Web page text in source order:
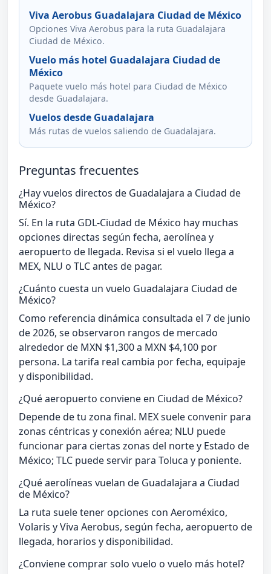
Viva Aerobus Guadalajara Ciudad de México
Opciones Viva Aerobus para la ruta Guadalajara
Ciudad de México.
Vuelo más hotel Guadalajara Ciudad de
México
Paquete vuelo más hotel para Ciudad de México
desde Guadalajara.
Vuelos desde Guadalajara
Más rutas de vuelos saliendo de Guadalajara.
Preguntas frecuentes
¿Hay vuelos directos de Guadalajara a Ciudad de
México?
Sí. En la ruta GDL-Ciudad de México hay muchas
opciones directas según fecha, aerolínea y
aeropuerto de llegada. Revisa si el vuelo llega a
MEX, NLU o TLC antes de pagar.
¿Cuánto cuesta un vuelo Guadalajara Ciudad de
México?
Como referencia dinámica consultada el 7 de junio
de 2026, se observaron rangos de mercado
alrededor de MXN $1,300 a MXN $4,100 por
persona. La tarifa real cambia por fecha, equipaje
y disponibilidad.
¿Qué aeropuerto conviene en Ciudad de México?
Depende de tu zona final. MEX suele convenir para
zonas céntricas y conexión aérea; NLU puede
funcionar para ciertas zonas del norte y Estado de
México; TLC puede servir para Toluca y poniente.
¿Qué aerolíneas vuelan de Guadalajara a Ciudad
de México?
La ruta suele tener opciones con Aeroméxico,
Volaris y Viva Aerobus, según fecha, aeropuerto de
llegada, horarios y disponibilidad.
¿Conviene comprar solo vuelo o vuelo más hotel?